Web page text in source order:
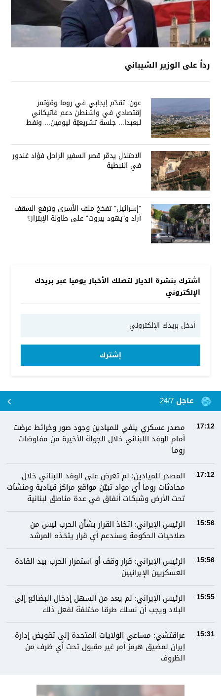
رداً على الوزير الشيباني
عون: تقدّم إيجابي في روما ومُؤتمر
إقتصادي في واشنطن دعم فاتيكاني
لبعبدا... جلسة تشريعيّة ليومين... ونفط
الاحتلال يدمّر قصر السفير الراحل فؤاد غندور
في النبطية
"إسرائيل" تفخخ ملف الأسرى وترفع السقف
أراد و"يهود بيروت" على طاولة الإبتزاز؟
اشترك بنشرة الديار لتصلك الأخبار يوميا عبر بريدك
الإلكتروني
إشترك
عاجل 24/7
17:12
مصدر عسكري ينفي للميادين وجود صور وخرائط عرضت
أمام الوفد اللبناني خلال الجولة الأخيرة من مفاوضات
روما
17:12
المصدر للميادين: لم تعرض على الوفد اللبناني خلال
محادثات روما أي مواد تبيّن مواقع مراكز قيادية ومنشآت
تحت الأرض وشبكات أنفاق في عدة مناطق لبنانية
15:56
الرئيس الإيراني: اتخاذ القرار بشأن الحرب ليس من
صلاحيات الحكومة وسندعم أي قرار يتخذه المرشد
15:56
الرئيس الإيراني: قرار وقف أو استمرار الحرب بيد القادة
العسكريين الإيرانيين
15:55
الرئيس الإيراني: لم يعد من السهل إدخال البضائع إلى
البلاد ويجب أن نسلك طرقا مختلفة لفعل ذلك
15:31
عراقتشي: مساعي الولايات المتحدة إلى تقويض إدارة
إيران لمضيق هرمز أمر غير مقبول تحت أي ظرف من
الظروف